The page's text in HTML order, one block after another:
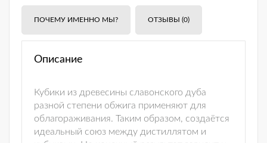
ПОЧЕМУ ИМЕННО МЫ? ОТЗЫВЫ (0)
Описание
Кубики из древесины славонского дуба
разной степени обжига применяют для
облагораживания. Таким образом, создаётся
идеальный союз между дистиллятом и